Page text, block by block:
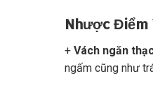
Nhược Điểm
+ Vách ngăn
ngấm cũng như